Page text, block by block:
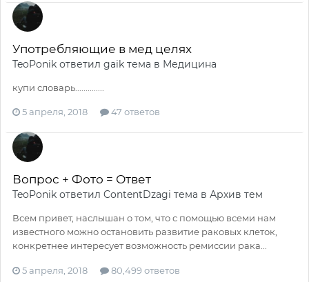
Употребляющие в мед целях
TeoPonik ответил gaik тема в Медицина
купи словарь..............
5 апреля, 2018 47 ответов
Вопрос + Фото = Ответ
TeoPonik ответил ContentDzagi тема в Архив тем
Всем привет, наслышан о том, что с помощью всеми нам
известного можно остановить развитие раковых клеток,
конкретнее интересует возможность ремиссии рака...
5 апреля, 2018 80,499 ответов